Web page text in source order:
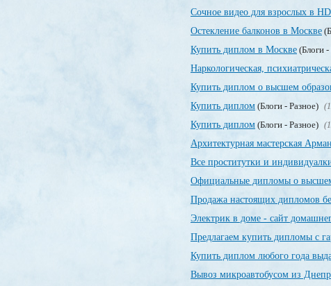
Сочное видео для взрослых в HD
Остекление балконов в Москве
Купить диплом в Москве (Блоги -
Наркологическая,
Купить диплом о высшем
Купить диплом (Блоги - Разное)
Купить диплом (Блоги - Разное)
Архитектурная мастерская
Все проститутки и
Официальные дипломы о
Продажа настоящих дипломов
Электрик в доме - сайт
Предлагаем купить дипломы с
Купить диплом любого года
Вывоз микроавтобусом из